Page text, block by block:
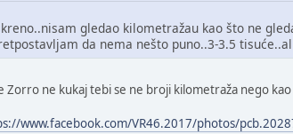
gledao kilometražau kao što ne
da nema nešto puno..3-3.5
Zorro ne kukaj tebi se ne broji kilometraža nego
www.facebook.com/VR46.2017/photos/